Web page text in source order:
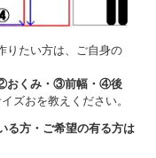
りたい方は、ご自身の
おくみ・③前幅・④後
ズおを教えください。
る方・ご希望の有る方は